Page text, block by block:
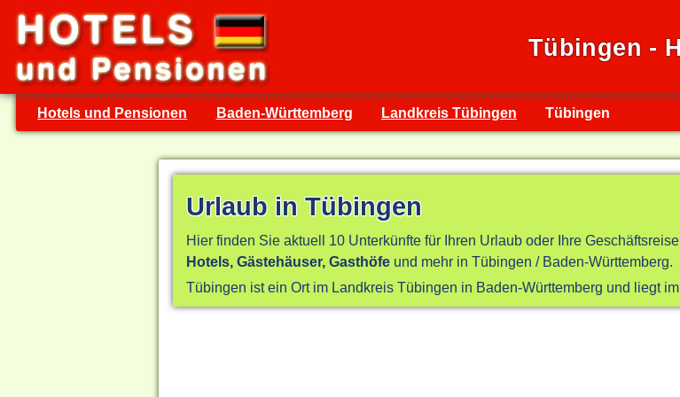
Tübingen -
Hotels und Pensionen Baden-Württemberg Landkreis Tübingen Tübingen
Urlaub in Tübingen
Hier finden Sie aktuell 10 Unterkünfte für Ihren Urlaub oder Ihre Geschäftsreise.
Hotels, Gästehäuser, Gasthöfe und mehr in Tübingen / Baden-Württemberg.
Tübingen ist ein Ort im Landkreis Tübingen in Baden-Württemberg und liegt